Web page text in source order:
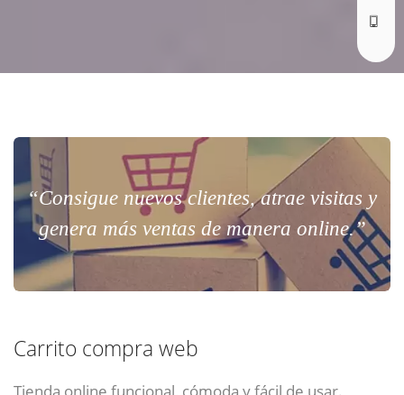
“Consigue nuevos clientes, atrae visitas y
genera más ventas de manera online.”
Carrito compra web
Tienda online funcional, cómoda y fácil de usar.